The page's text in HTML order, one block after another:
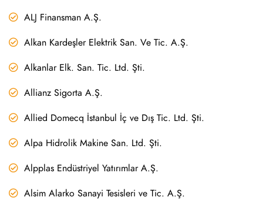
ALJ Finansman A.Ş.
Alkan Kardeşler Elektrik San. Ve Tic. A.Ş.
Alkanlar Elk. San. Tic. Ltd. Şti.
Allianz Sigorta A.Ş.
Allied Domecq İstanbul İç ve Dış Tic. Ltd. Şti.
Alpa Hidrolik Makine San. Ltd. Şti.
Alpplas Endüstriyel Yatırımlar A.Ş.
Alsim Alarko Sanayi Tesisleri ve Tic. A.Ş.